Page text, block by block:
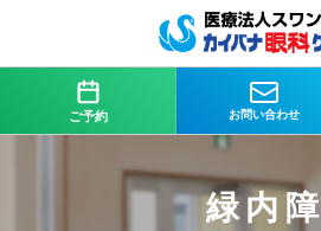
ご予約 お問い合わせ
緑内障